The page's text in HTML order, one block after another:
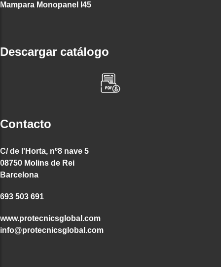
Mampara Monopanel I45
Descargar catálogo
Contacto
C/ de l'Horta, nº8 nave 5
08750 Molins de Rei
Barcelona
693 503 691
www.protecnicsglobal.com
info@protecnicsglobal.com